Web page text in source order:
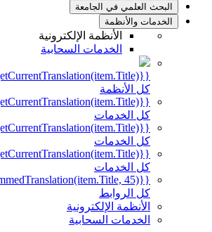
البحث العلمي في الجامعة
الخدمات والأنظمة
الأنظمة الإلكترونية
الخدمات السحابية
{{mmc.getCurrentTranslation(item.Title)}}
كل الأنظمة
{{mmc.getCurrentTranslation(item.Title)}}
كل الخدمات
{{mmc.getCurrentTranslation(item.Title)}}
كل الخدمات
{{mmc.getCurrentTranslation(item.Title)}}
كل الخدمات
{{mmc.getTrimmedTranslation(item.Title, 45)}}
كل الروابط
الأنظمة الإلكترونية
الخدمات السحابية